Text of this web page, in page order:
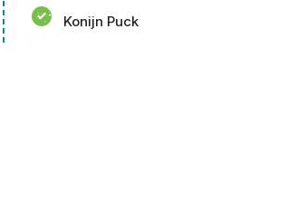
Konijn Puck